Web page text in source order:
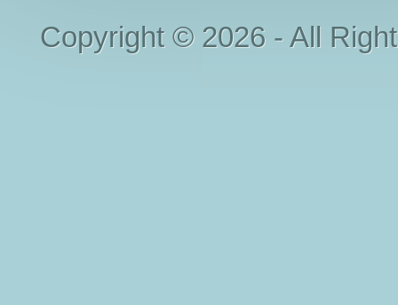
Copyright © 2026 - All